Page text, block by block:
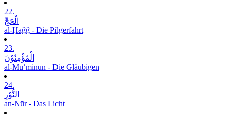
22.
الْحَجِّ
al-Ḥaǧǧ - Die Pilgerfahrt
23.
الْمُؤْمِنُوْنَ
al-Muʾminūn - Die Gläubigen
24.
النُّوْرِ
an-Nūr - Das Licht